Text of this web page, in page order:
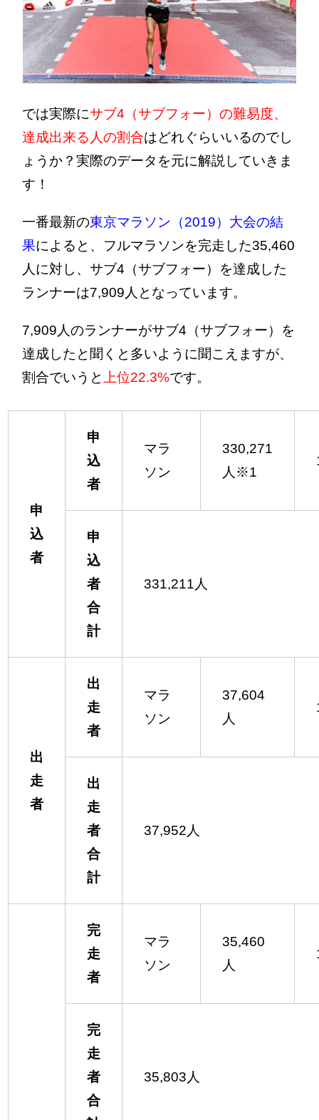
では実際にサブ4（サブフォー）の難易度、
達成出来る人の割合はどれぐらいいるのでし
ょうか？実際のデータを元に解説していきま
す！
一番最新の東京マラソン（2019）大会の結
果によると、フルマラソンを完走した35,460
人に対し、サブ4（サブフォー）を達成した
ランナーは7,909人となっています。
7,909人のランナーがサブ4（サブフォー）を
達成したと聞くと多いように聞こえますが、
割合でいうと
上位22.3%です。
申
込
者
申
込
者
マラ
ソン
330,271
人※1
申
込
者
合
計
331,211人
出
走
者
出
走
者
マラ
ソン
37,604
人
出
走
者
合
計
37,952人
完
走
者
マラ
ソン
35,460
人
完
走
者
合
35,803人